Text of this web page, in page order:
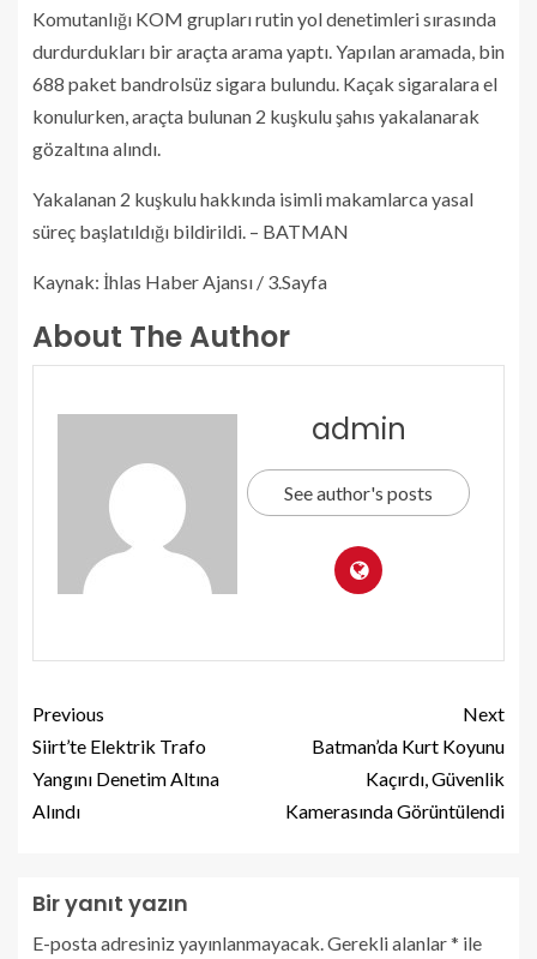
Komutanlığı KOM grupları rutin yol denetimleri sırasında
durdurdukları bir araçta arama yaptı. Yapılan aramada, bin
688 paket bandrolsüz sigara bulundu. Kaçak sigaralara el
konulurken, araçta bulunan 2 kuşkulu şahıs yakalanarak
gözaltına alındı.
Yakalanan 2 kuşkulu hakkında isimli makamlarca yasal
süreç başlatıldığı bildirildi. – BATMAN
Kaynak: İhlas Haber Ajansı / 3.Sayfa
About The Author
admin
See author's posts
Previous
Siirt’te Elektrik Trafo
Yangını Denetim Altına
Alındı
Next
Batman’da Kurt Koyunu
Kaçırdı, Güvenlik
Kamerasında Görüntülendi
Bir yanıt yazın
E-posta adresiniz yayınlanmayacak. Gerekli alanlar* ile